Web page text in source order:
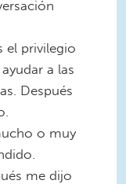
el privilegio
a las
Después
o muy
me dijo